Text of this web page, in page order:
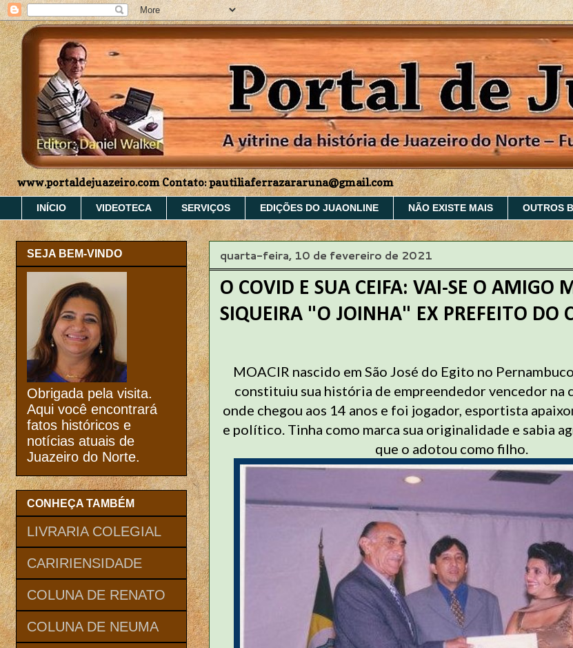
www.portaldejuazeiro.com Contato: pautiliaferrazararuna@gmail.com
INÍCIO VIDEOTECA SERVIÇOS EDIÇÕES DO JUAONLINE NÃO EXISTE MAIS OUTROS
quarta-feira, 10 de fevereiro de 2021
O COVID E SUA CEIFA: VAI-SE O AMIGO
SIQUEIRA "O JOINHA" EX PREFEITO DO
MOACIR nascido em São José do Egito no
constituiu sua história de empreendedor vencedor na
onde chegou aos 14 anos e foi jogador, esportista
e político. Tinha como marca sua originalidade e sabia
que o adotou como filho.
SEJA BEM-VINDO
Obrigada pela visita.
Aqui você encontrará
fatos históricos e
notícias atuais de
Juazeiro do Norte.
CONHEÇA TAMBÉM
LIVRARIA COLEGIAL
CARIRIENSIDADE
COLUNA DE RENATO
COLUNA DE NEUMA